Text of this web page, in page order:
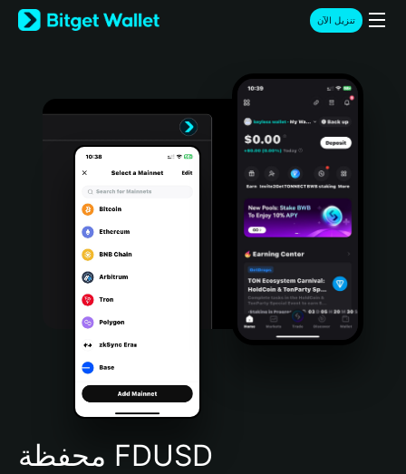
English
日本語
Türkçe
Português (Portugal)
Bahasa Indonesia
Português (Brasil)
Español (Argentina)
تنزيل الآن
محفظة FDUSD